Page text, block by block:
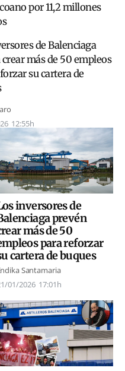
por 11,2 millones
de Balenciaga
más de 50 empleos
su cartera de
12:55h
inversores de
prevén
más de 50
para reforzar
cartera de buques
Santamaria
01/2026 17:01h